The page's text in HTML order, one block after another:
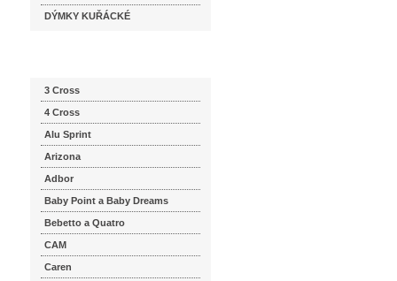
DÝMKY KUŘÁCKÉ
3 Cross
4 Cross
Alu Sprint
Arizona
Adbor
Baby Point a Baby Dreams
Bebetto a Quatro
CAM
Caren